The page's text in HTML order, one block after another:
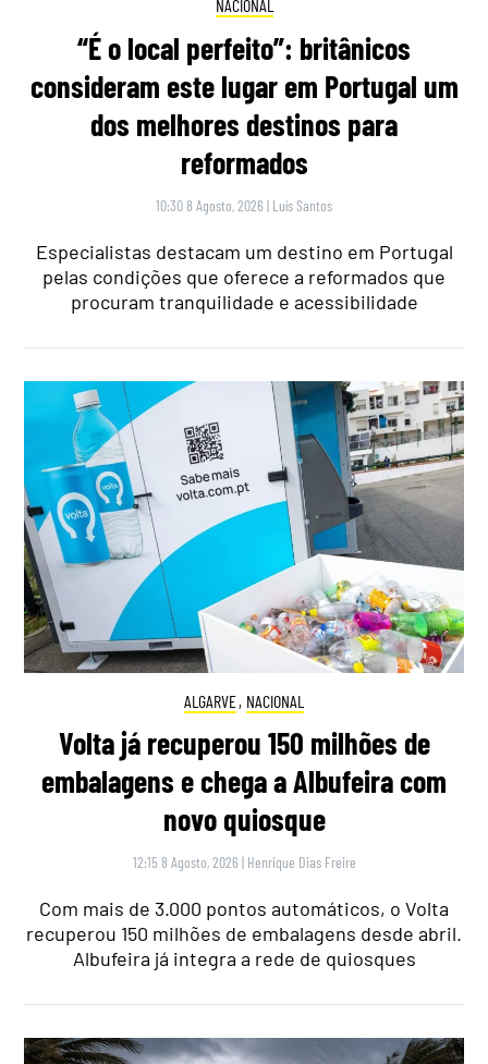
NACIONAL
“É o local perfeito”: britânicos
consideram este lugar em Portugal um
dos melhores destinos para
reformados
10:30 8 Agosto, 2026 | Luís Santos
Especialistas destacam um destino em Portugal
pelas condições que oferece a reformados que
procuram tranquilidade e acessibilidade
ALGARVE, NACIONAL
Volta já recuperou 150 milhões de
embalagens e chega a Albufeira com
novo quiosque
12:15 8 Agosto, 2026 | Henrique Dias Freire
Com mais de 3.000 pontos automáticos, o Volta
recuperou 150 milhões de embalagens desde abril.
Albufeira já integra a rede de quiosques